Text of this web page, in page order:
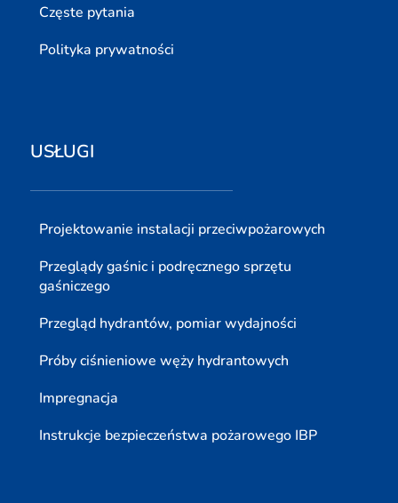
Częste pytania
Polityka prywatności
USŁUGI
Projektowanie instalacji przeciwpożarowych
Przeglądy gaśnic i podręcznego sprzętu
gaśniczego
Przegląd hydrantów, pomiar wydajności
Próby ciśnieniowe węży hydrantowych
Impregnacja
Instrukcje bezpieczeństwa pożarowego IBP